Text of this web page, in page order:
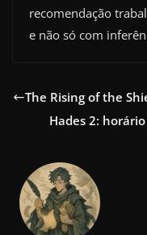
recomendação
e não só com
The Rising of the
Hades 2: